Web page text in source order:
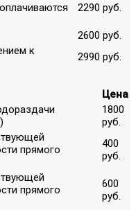
2290 руб.
2600 руб.
к
2990 руб.
Цена
1800
руб.
прямого
400
руб.
прямого
600
руб.